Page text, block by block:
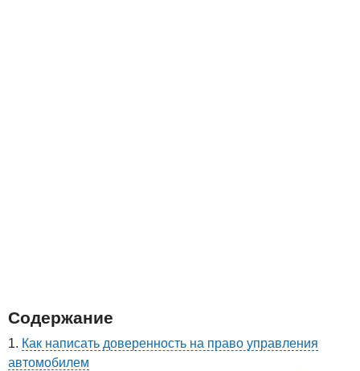
Содержание
Как написать доверенность на право управления
автомобилем